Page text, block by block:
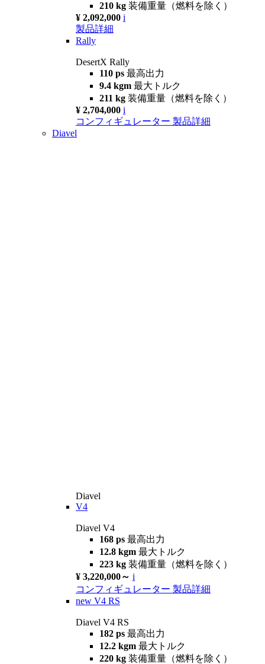
210 kg 装備重量（燃料を除く）
¥ 2,092,000 i
製品詳細
Rally
DesertX Rally
110 ps 最高出力
9.4 kgm 最大トルク
211 kg 装備重量（燃料を除く）
¥ 2,704,000 i
コンフィギュレーター 製品詳細
Diavel
Diavel
V4
Diavel V4
168 ps 最高出力
12.8 kgm 最大トルク
223 kg 装備重量（燃料を除く）
¥ 3,220,000～ i
コンフィギュレーター 製品詳細
new V4 RS
Diavel V4 RS
182 ps 最高出力
12.2 kgm 最大トルク
220 kg 装備重量（燃料を除く）